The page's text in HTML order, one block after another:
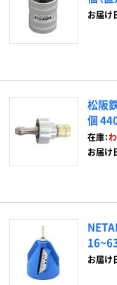
お届け
松阪
個
在庫：
お届け
お届け